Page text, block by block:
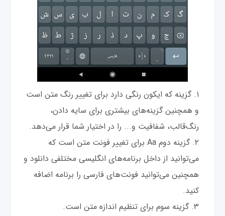
گزینه که ایکون رنگی دارد برای تغییر رنگ متن است
و همچنین گزینه‌های بیشتری برای سایه دادن،
رنگ‌قالب، شفافیت و... را در اختیار شما قرار می‌دهد.
گزینه دوم Aa برای تغییر فونت متن است که
می‌توانید از داخل برنامه‌های انگلیسی مختلفی دانلود و
همچنین می‌توانید فونت‌های فارسی را برنامه اضافه
کنید.
گزینه سوم برای تنظیم اندازه متن است.